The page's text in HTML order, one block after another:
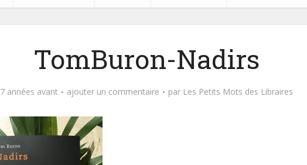
TomBuron-Nadirs
7 années avant ajouter un commentaire par Les Petits Mots des Libraires